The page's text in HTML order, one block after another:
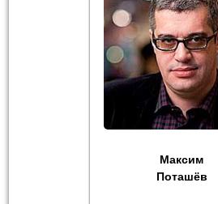
Максим
Поташёв